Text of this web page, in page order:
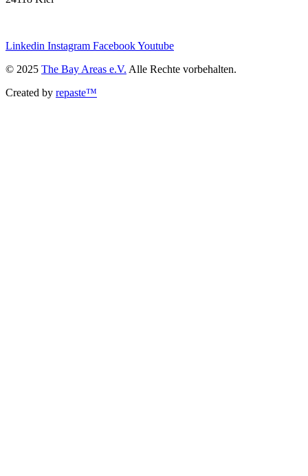
Linkedin Instagram FacebookYoutube
© 2025 The Bay Areas e.V. Alle Rechte vorbehalten.
Created by repaste™